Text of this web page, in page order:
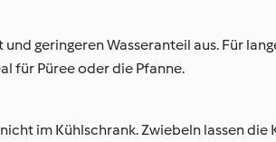
geringeren Wasseranteil aus. Für
für Püree oder die Pfanne.
im Kühlschrank. Zwiebeln lassen